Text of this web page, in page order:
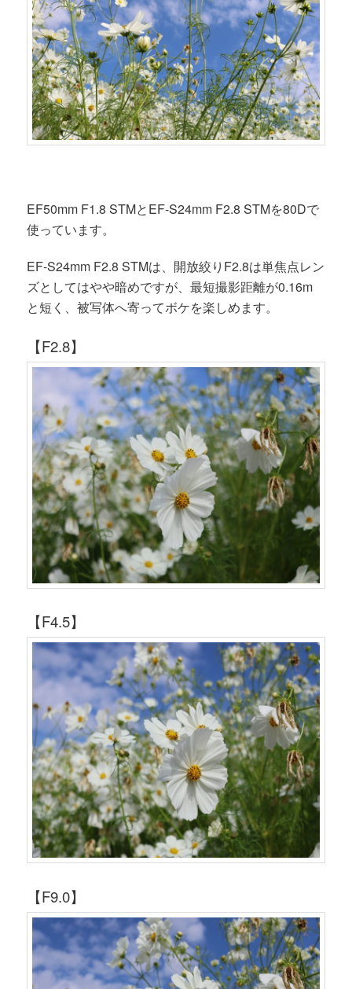
EF50mm F1.8 STMとEF-S24mm F2.8 STMを80Dで
使っています。
EF-S24mm F2.8 STMは、開放絞りF2.8は単焦点レン
ズとしてはやや暗めですが、最短撮影距離が0.16m
と短く、被写体へ寄ってボケを楽しめます。
【F2.8】
【F4.5】
【F9.0】